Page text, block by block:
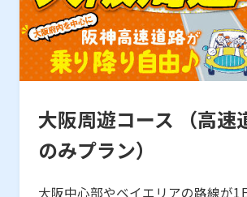
大阪周遊コース （高速
のみプラン）
大阪中心部やベイエリアの路線が1